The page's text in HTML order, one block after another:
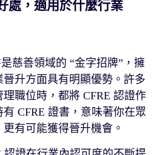
處，適用於什麼行業
是慈善領域的 “金字招牌”，擁
升方面具有明顯優勢。許多
職位時，都將 CFRE 認證作
CFRE 證書，意味著你在眾
有可能獲得晉升機會。